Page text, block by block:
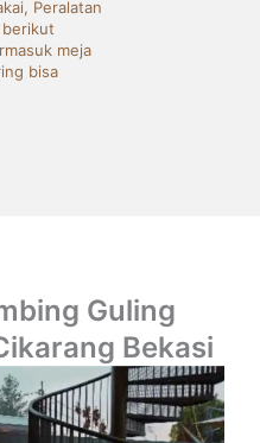
Peralatan
meja
bisa
Guling
Bekasi